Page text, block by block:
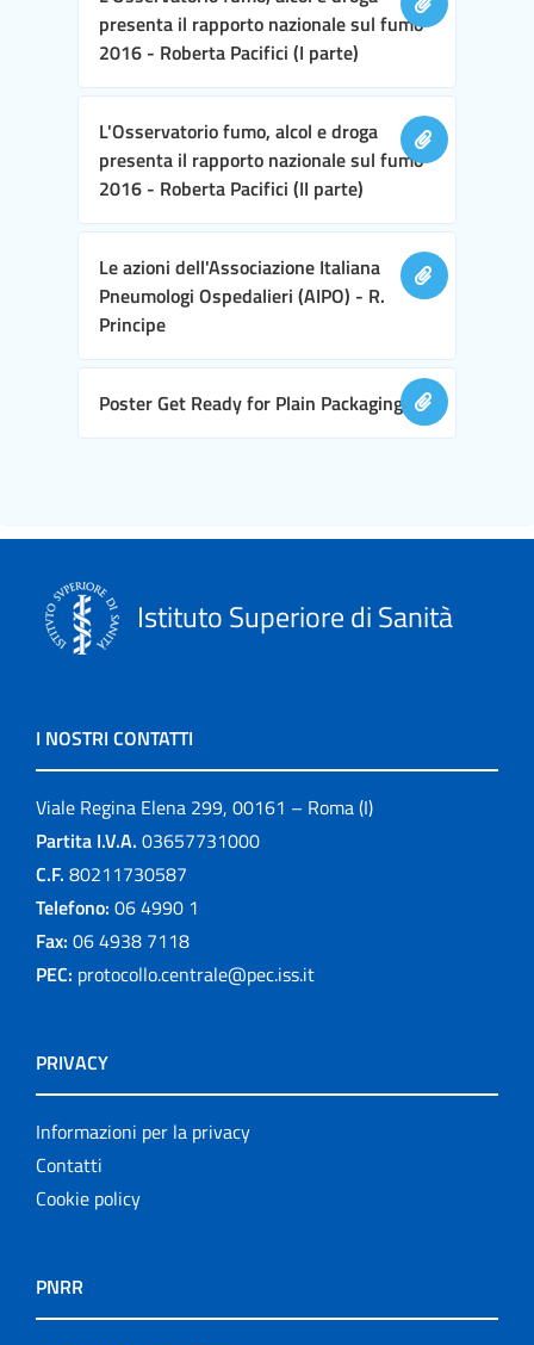
presenta il rapporto nazionale sul fumo
2016 - Roberta Pacifici (I parte)
L'Osservatorio fumo, alcol e droga
presenta il rapporto nazionale sul fumo
2016 - Roberta Pacifici (II parte)
Le azioni dell'Associazione Italiana
Pneumologi Ospedalieri (AIPO) - R.
Principe
Poster Get Ready for Plain Packaging
Istituto Superiore di Sanità
I NOSTRI CONTATTI
Viale Regina Elena 299, 00161 – Roma (I)
Partita I.V.A. 03657731000
C.F. 80211730587
Telefono: 06 4990 1
Fax: 06 4938 7118
PEC: protocollo.centrale@pec.iss.it
PRIVACY
Informazioni per la privacy
Contatti
Cookie policy
PNRR